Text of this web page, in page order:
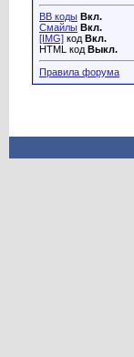
BB коды Вкл.
Смайлы Вкл.
[IMG] код Вкл.
HTML код Выкл.
Правила форума